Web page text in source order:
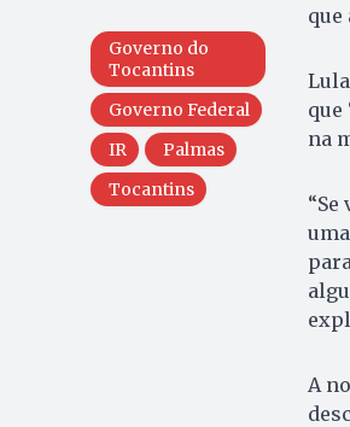
Governo do
Tocantins
Governo Federal
IR
Palmas
Tocantins
que
na
A